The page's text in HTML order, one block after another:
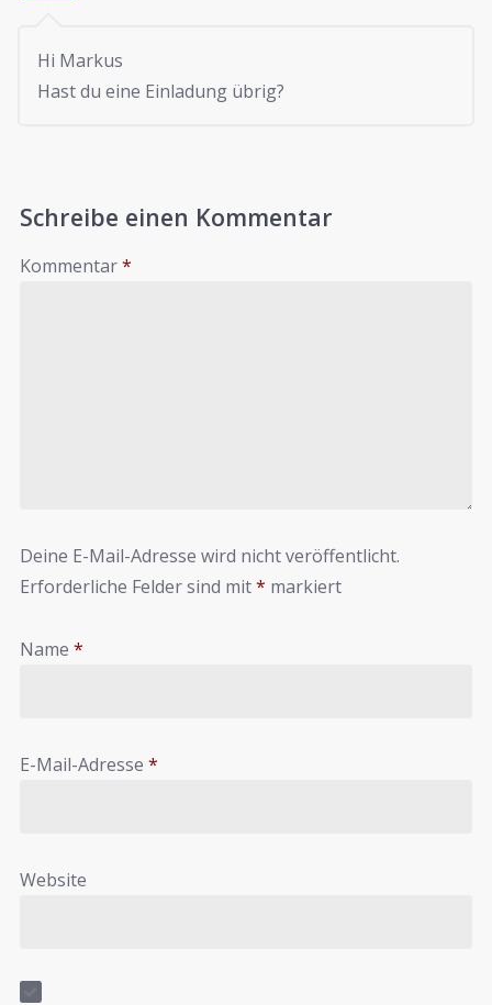
Hi Markus
Hast du eine Einladung übrig?
Schreibe einen Kommentar
Kommentar*
Deine E-Mail-Adresse wird nicht veröffentlicht.
Erforderliche Felder sind mit* markiert
Name *
E-Mail-Adresse *
Website